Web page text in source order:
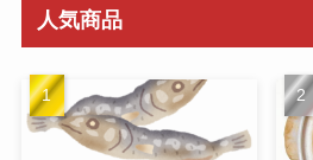
人気商品